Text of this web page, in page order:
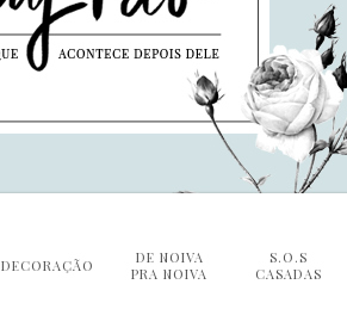
DECORAÇÃO
DE NOIVA
PRA NOIVA
S.O.S
CASADAS